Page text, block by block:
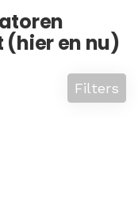
en nu)
Filters